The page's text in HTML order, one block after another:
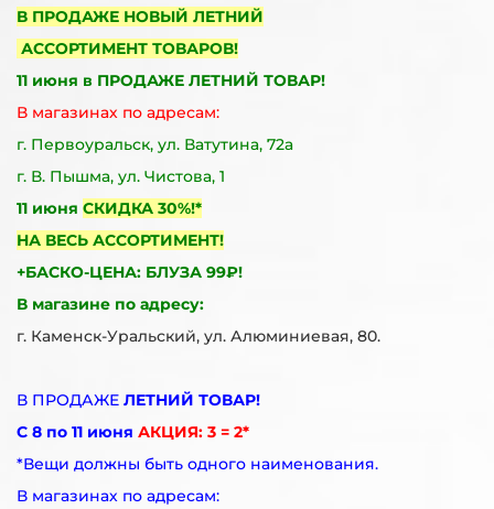
В ПРОДАЖЕ НОВЫЙ ЛЕТНИЙ
АССОРТИМЕНТ ТОВАРОВ!
11 июня в ПРОДАЖЕ ЛЕТНИЙ ТОВАР!
В магазинах по адресам:
г. Первоуральск, ул. Ватутина, 72а
г. В. Пышма, ул. Чистова, 1
11 июня СКИДКА 30%!*
НА ВЕСЬ АССОРТИМЕНТ!
+БАСКО-ЦЕНА: БЛУЗА 99₽!
В магазине по адресу:
г. Каменск-Уральский, ул. Алюминиевая, 80.
В ПРОДАЖЕ ЛЕТНИЙ ТОВАР!
С 8 по 11 июня АКЦИЯ: 3 = 2*
*Вещи должны быть одного наименования.
В магазинах по адресам: